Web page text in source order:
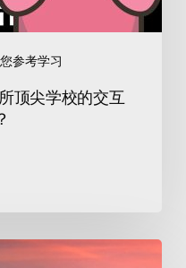
参考学习
顶尖学校的交互